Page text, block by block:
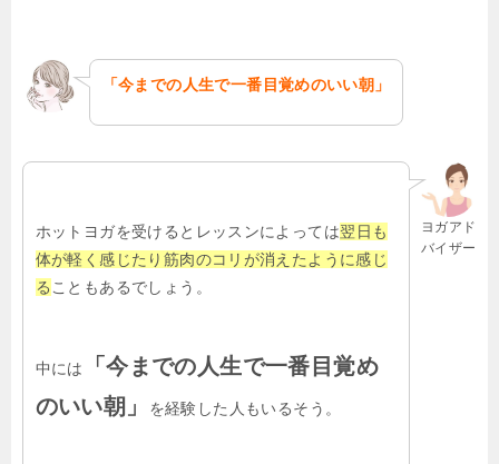
「今までの人生で一番目覚めのいい朝」
ヨガアド
バイザー
ホットヨガを受けるとレッスンによっては翌日も
体が軽く感じたり筋肉のコリが消えたように感じ
ることもあるでしょう。
中には
「今までの人生で一番目覚め
のいい朝」
を経験した人もいるそう。